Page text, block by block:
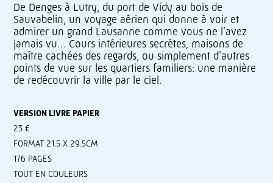
De Denges à Lutry, du port de Vidy au bois de
Sauvabelin, un voyage aérien qui donne à voir et
admirer un grand Lausanne comme vous ne l’avez
jamais vu… Cours intérieures secrètes, maisons de
maître cachées des regards, ou simplement d’autres
points de vue sur les quartiers familiers: une manière
de redécouvrir la ville par le ciel.
VERSION LIVRE PAPIER
23 €
FORMAT 21.5 X 29.5CM
176 PAGES
TOUT EN COULEURS